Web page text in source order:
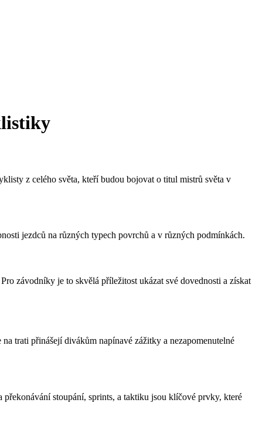
z celého světa, kteří budou bojovat o titul mistrů světa v
jezdců na různých typech povrchů a v různých podmínkách.
závodníky je to skvělá příležitost ukázat své dovednosti a získat
trati přinášejí divákům napínavé zážitky a nezapomenutelné
stoupání, sprints, a taktiku jsou klíčové prvky, které